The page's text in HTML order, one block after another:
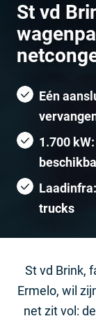
St vd
Eén
1.700
trucks
St vd Brink,
Ermelo, wil
net zit vol: